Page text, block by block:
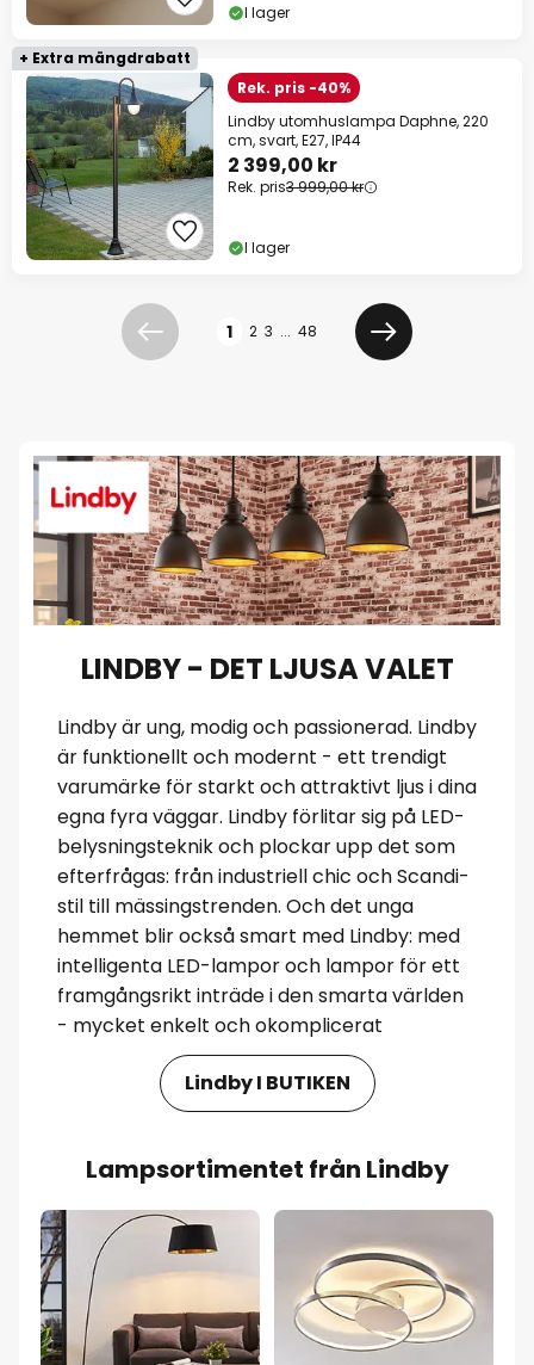
I lager
+ Extra mängdrabatt
Rek. pris -40%
Lindby utomhuslampa Daphne, 220
cm, svart, E27, IP44
2 399,00 kr
Rek. pris3 999,00 kr
I lager
Föregående
1 2 3 ... 48
Nästa
LINDBY - DET LJUSA VALET
Lindby är ung, modig och passionerad. Lindby
är funktionellt och modernt - ett trendigt
varumärke för starkt och attraktivt ljus i dina
egna fyra väggar. Lindby förlitar sig på LED-
belysningsteknik och plockar upp det som
efterfrågas: från industriell chic och Scandi-
stil till mässingstrenden. Och det unga
hemmet blir också smart med Lindby: med
intelligenta LED-lampor och lampor för ett
framgångsrikt inträde i den smarta världen
- mycket enkelt och okomplicerat
Lindby I BUTIKEN
Lampsortimentet från Lindby